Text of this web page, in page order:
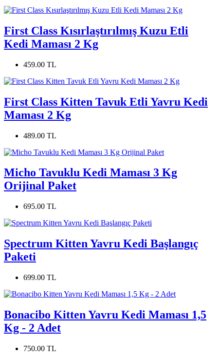
First Class Kısırlaştırılmış Kuzu Etli
Kedi Maması 2 Kg
459.00 TL
First Class Kitten Tavuk Etli Yavru Kedi
Maması 2 Kg
489.00 TL
Micho Tavuklu Kedi Maması 3 Kg
Orijinal Paket
695.00 TL
Spectrum Kitten Yavru Kedi Başlangıç
Paketi
699.00 TL
Bonacibo Kitten Yavru Kedi Maması 1,5
Kg - 2 Adet
750.00 TL